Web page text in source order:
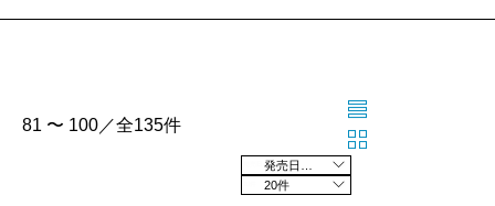
81 〜 100／全135件
20件